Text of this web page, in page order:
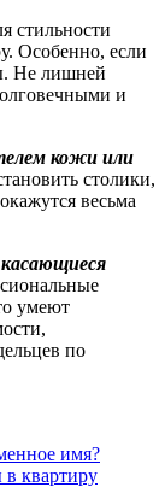
стильности
Особенно, если
Не лишней
и
кожи или
столики,
весьма
умеют
по
имя?
квартиру